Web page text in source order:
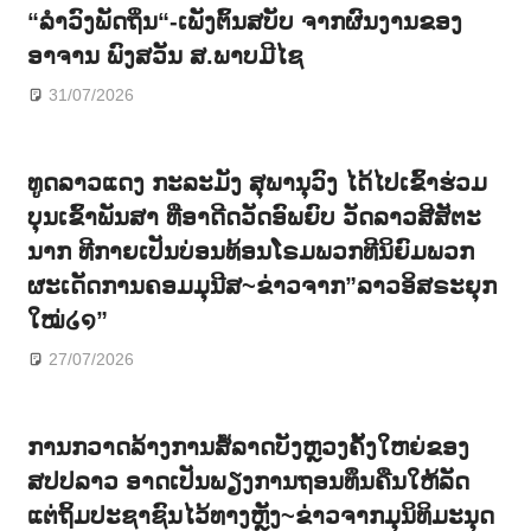
“ລຳວົງພັດຖິ່ນ“-ເພັງຕົ້ນສບັບ ຈາກຜົນງານຂອງ
ອາຈານ ພົງສວັນ ສ.ພາບມີໄຊ
31/07/2026
ທູດລາວແດງ ກະລະມັງ ສຸພານຸວົງ ໄດ້ໄປເຂົ້າຮ່ວມ
ບຸນເຂົ້າພັນສາ ທີ່ອາດີດວັດອົພຍົບ ວັດລາວສີສັຕະ
ນາກ ທີກາຍເປັນບ່ອນທ້ອນໂຣມພວກທີນິຍົມພວກ
ຜະເດັດການຄອມມຸນີສ~ຂ່າວຈາກ”ລາວອິສຣະຍຸກ
ໃໝ່໒໑”
27/07/2026
ການກວາດລ້າງການສໍ້ລາດບັງຫຼວງຄັ້ງໃຫຍ່ຂອງ
ສປປລາວ ອາດເປັນພຽງການຖອນທຶນຄືນໃຫ້ລັດ
ແຕ່ຖິ້ມປະຊາຊົນໄວ້ທາງຫຼັງ~ຂ່າວຈາກມຸນິທິມະນຸດ